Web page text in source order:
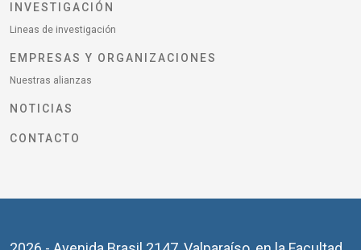
INVESTIGACIÓN
Lineas de investigación
EMPRESAS Y ORGANIZACIONES
Nuestras alianzas
NOTICIAS
CONTACTO